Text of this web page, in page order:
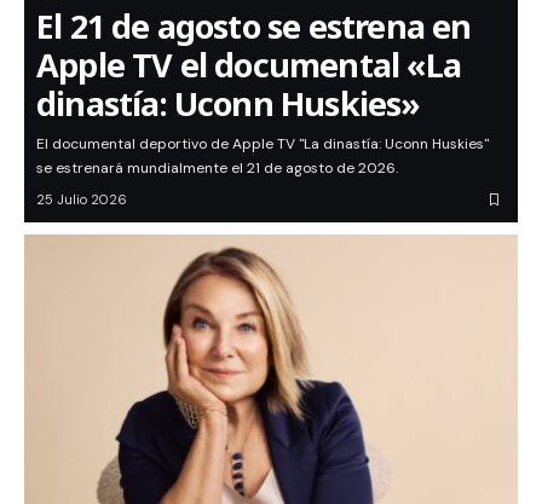
El 21 de agosto se estrena en
Apple TV el documental «La
dinastía: Uconn Huskies»
El documental deportivo de Apple TV "La dinastía: Uconn Huskies"
se estrenará mundialmente el 21 de agosto de 2026.
25 Julio 2026